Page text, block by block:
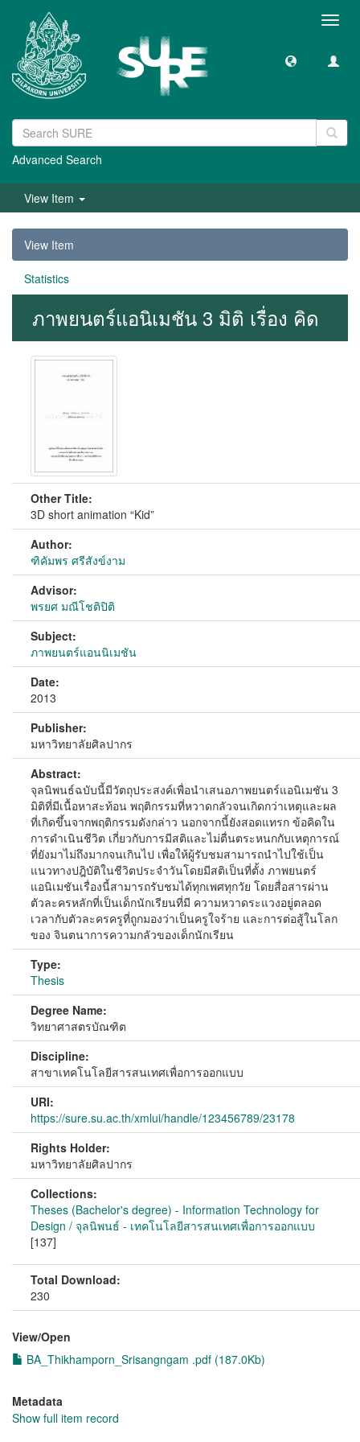
Advanced Search
View Item
View Item
Statistics
ภาพยนตร์แอนิเมชัน 3 มิติ เรื่อง คิด
Other Title:
3D short animation “Kid”
Author:
ฑิคัมพร ศรีสังข์งาม
Advisor:
พรยศ มณีโชติปิติ
Subject:
ภาพยนตร์แอนนิเมชัน
Date:
2013
Publisher:
มหาวิทยาลัยศิลปากร
Abstract:
จุลนิพนธ์ฉบับนี้มีวัตถุประสงค์เพื่อนําเสนอภาพยนตร์แอนิเมชัน 3
มิติที่มีเนื้อหาสะท้อน พฤติกรรมที่หวาดกลัวจนเกิดกว่าเหตุและผล
ที่เกิดขึ้นจากพฤติกรรมดังกล่าว นอกจากนี้ยังสอดแทรก ข้อคิดใน
การดําเนินชีวิต เกี่ยวกับการมีสติและไม่ตื่นตระหนกกับเหตุการณ์
ที่ยังมาไม่ถึงมากจนเกินไป เพื่อให้ผู้รับชมสามารถนําไปใช้เป็น
แนวทางปฎิบัติในชีวิตประจําวันโดยมีสติเป็นที่ตั้ง ภาพยนตร์
แอนิเมชันเรื่องนี้สามารถรับชมได้ทุกเพศทุกวัย โดยสื่อสารผ่าน
ตัวละครหลักที่เป็นเด็กนักเรียนที่มี ความหวาดระแวงอยู่ตลอด
เวลากับตัวละครครูที่ถูกมองว่าเป็นครูใจร้าย และการต่อสู้ในโลก
ของ จินตนาการความกลัวของเด็กนักเรียน
Type:
Thesis
Degree Name:
วิทยาศาสตรบัณฑิต
Discipline:
สาขาเทคโนโลยีสารสนเทศเพื่อการออกแบบ
URI:
https://sure.su.ac.th/xmlui/handle/123456789/23178
Rights Holder:
มหาวิทยาลัยศิลปากร
Collections:
Theses (Bachelor's degree) - Information Technology for
Design / จุลนิพนธ์ - เทคโนโลยีสารสนเทศเพื่อการออกแบบ
[137]
Total Download:
230
View/Open
BA_Thikhamporn_Srisangngam .pdf (187.0Kb)
Metadata
Show full item record